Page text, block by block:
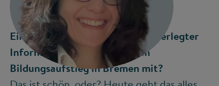
Ein in Kanada didaktisch wohlüberlegter
Informatikkurs hilft also beim
Bildungsaufstieg in Bremen mit?